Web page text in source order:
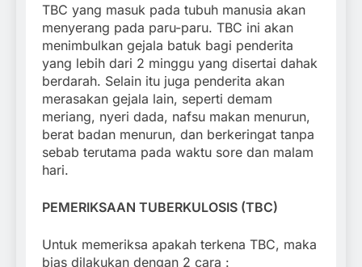
TBC yang masuk pada tubuh manusia akan
menyerang pada paru-paru. TBC ini akan
menimbulkan gejala batuk bagi penderita
yang lebih dari 2 minggu yang disertai dahak
berdarah. Selain itu juga penderita akan
merasakan gejala lain, seperti demam
meriang, nyeri dada, nafsu makan menurun,
berat badan menurun, dan berkeringat tanpa
sebab terutama pada waktu sore dan malam
hari.
PEMERIKSAAN TUBERKULOSIS (TBC)
Untuk memeriksa apakah terkena TBC, maka
bias dilakukan dengan 2 cara :